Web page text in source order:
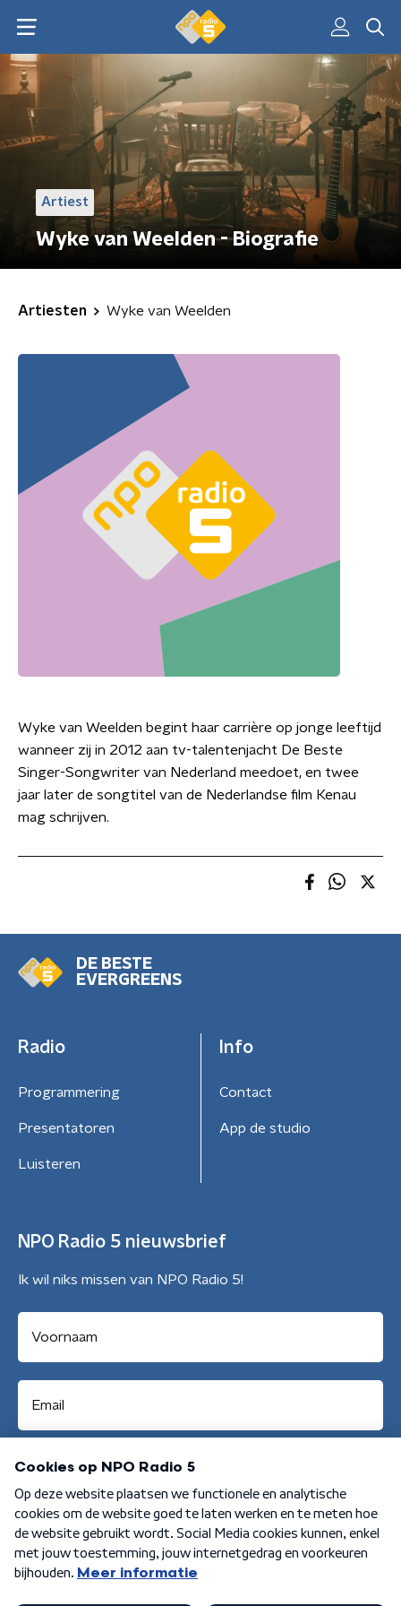
Artiest
Wyke van Weelden - Biografie
Artiesten Wyke van Weelden
Wyke van Weelden begint haar carrière op jonge leeftijd
wanneer zij in 2012 aan tv-talentenjacht De Beste
Singer-Songwriter van Nederland meedoet, en twee
jaar later de songtitel van de Nederlandse film Kenau
mag schrijven.
DE BESTE
EVERGREENS
Radio
Programmering
Presentatoren
Luisteren
Info
Contact
App de studio
NPO Radio 5 nieuwsbrief
Ik wil niks missen van NPO Radio 5!
Aanmelden
Algemene voorwaarden